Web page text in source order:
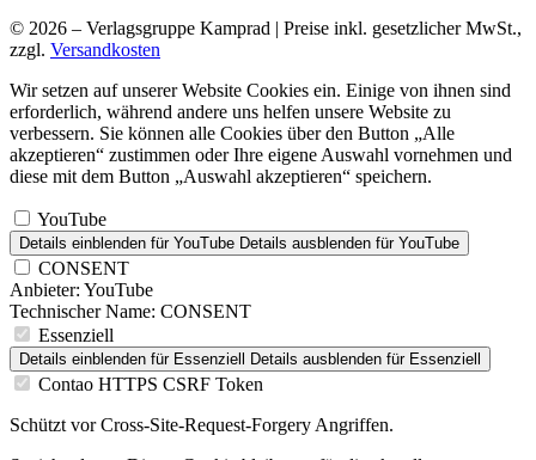
© 2026 – Verlagsgruppe Kamprad | Preise inkl. gesetzlicher MwSt.,
zzgl. Versandkosten
Wir setzen auf unserer Website Cookies ein. Einige von ihnen sind
erforderlich, während andere uns helfen unsere Website zu
verbessern. Sie können alle Cookies über den Button „Alle
akzeptieren“ zustimmen oder Ihre eigene Auswahl vornehmen und
diese mit dem Button „Auswahl akzeptieren“ speichern.
YouTube
Details einblenden für YouTube Details ausblenden für YouTube
CONSENT
Anbieter: YouTube
Technischer Name: CONSENT
Essenziell
Details einblenden für Essenziell Details ausblenden für Essenziell
Contao HTTPS CSRF Token
Schützt vor Cross-Site-Request-Forgery Angriffen.